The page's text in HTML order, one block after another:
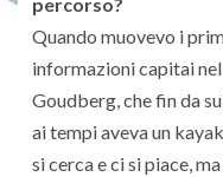
Quando muovevo i
informazioni capitai
Goudberg, che fin da
ai tempi aveva un
si cerca e ci si piace,